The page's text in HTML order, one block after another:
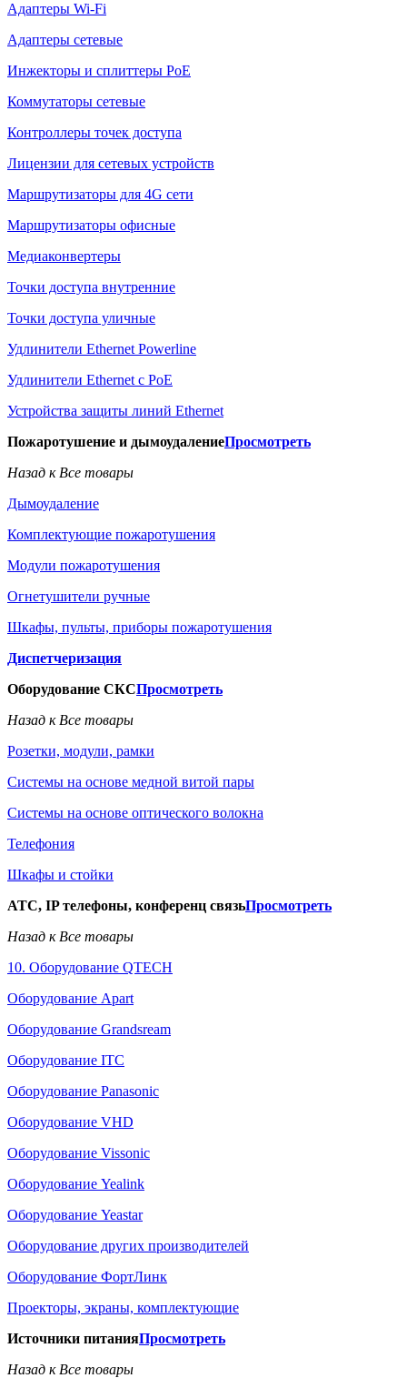
Адаптеры Wi-Fi
Адаптеры сетевые
Инжекторы и сплиттеры РоЕ
Коммутаторы сетевые
Контроллеры точек доступа
Лицензии для сетевых устройств
Маршрутизаторы для 4G сети
Маршрутизаторы офисные
Медиаконвертеры
Точки доступа внутренние
Точки доступа уличные
Удлинители Ethernet Powerline
Удлинители Ethernet с PoE
Устройства защиты линий Ethernet
Пожаротушение и дымоудалениеПросмотреть
Назад к Все товары
Дымоудаление
Комплектующие пожаротушения
Модули пожаротушения
Огнетушители ручные
Шкафы, пульты, приборы пожаротушения
Диспетчеризация
Оборудование СКСПросмотреть
Назад к Все товары
Розетки, модули, рамки
Системы на основе медной витой пары
Системы на основе оптического волокна
Телефония
Шкафы и стойки
АТС, IP телефоны, конференц связьПросмотреть
Назад к Все товары
10. Оборудование QTECH
Оборудование Apart
Оборудование Grandsream
Оборудование ITC
Оборудование Panasonic
Оборудование VHD
Оборудование Vissonic
Оборудование Yealink
Оборудование Yeastar
Оборудование других производителей
Оборудование ФортЛинк
Проекторы, экраны, комплектующие
Источники питанияПросмотреть
Назад к Все товары